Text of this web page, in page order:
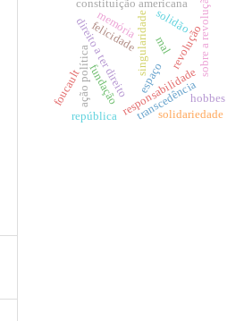
fundação
felicidade
espaço
singularidade
responsabilidade
constituição americana
revolução
transcedência
ação política
direito a ter direito
solidariedade
sobre a revolução
solidão
foucault hobbes
memória
república
mal